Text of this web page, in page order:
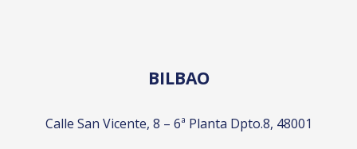
BILBAO
Calle San Vicente, 8 – 6ª Planta Dpto.8, 48001